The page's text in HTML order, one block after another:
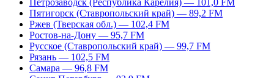
Петрозаводск (Республика Карелия) — 101,0 FM
Пятигорск (Ставропольский край) — 89,2 FM
Ржев (Тверская обл.) — 102,4 FM
Ростов-на-Дону — 95,7 FM
Русское (Ставропольский край) — 99,7 FM
Рязань — 102,5 FM
Самара — 96,8 FM